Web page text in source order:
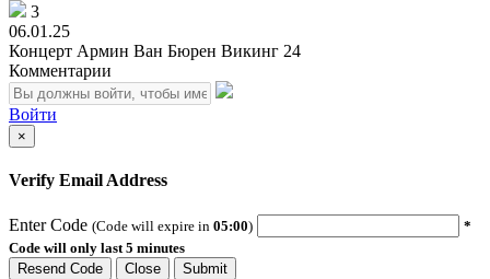
3
06.01.25
Концерт Армин Ван Бюрен Викинг 24
Комментарии
Войти
×
Verify Email Address
Enter Code (Code will expire in 05:00)
*
Code will only last 5 minutes
Resend Code
Close
Submit